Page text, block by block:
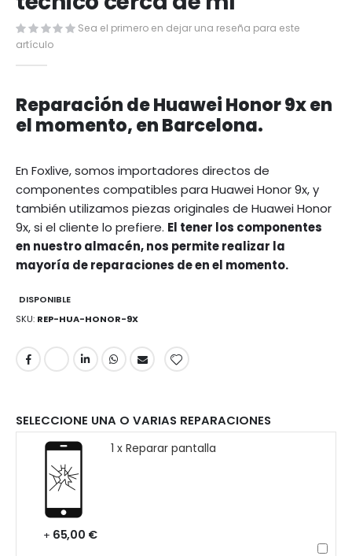
galería
de
imágenes
Sea el primero en dejar una reseña para este
artículo
Reparación de Huawei Honor 9x en
el momento, en Barcelona.
En Foxlive, somos importadores directos de
componentes compatibles para Huawei Honor 9x, y
también utilizamos piezas originales de Huawei Honor
9x, si el cliente lo prefiere. El tener los componentes
en nuestro almacén, nos permite realizar la
mayoría de reparaciones de en el momento.
DISPONIBLE
SKU REP-HUA-HONOR-9X
SELECCIONE UNA O VARIAS REPARACIONES
1 x Reparar pantalla
+ 65,00 €